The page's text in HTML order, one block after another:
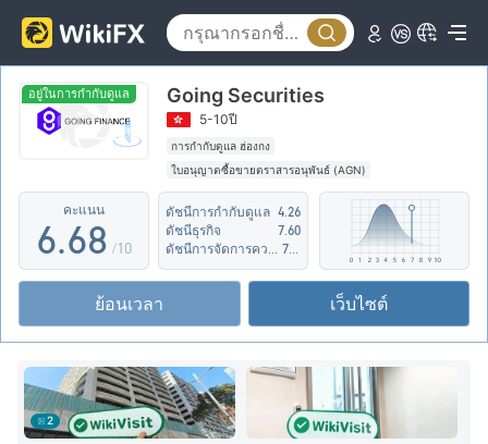
อยู่ในการกำกับดูแล Going Securities
5-10ปี
การกำกับดูแล ฮ่องกง
ใบอนุญาตซื้อขายตราสารอนุพันธ์ (AGN)
กลุ่มธุรกิจที่ต้องสงสัย
ระวังความเสี่ยงระดับกลางที่อาจจะซ่อนอยู่
คะแนน
1
2
3
5
6
7
8
9
.
1
2
3
5
6
7
8
9
3
4
5
7
8
9
/10
ดัชนีการกำกับดูแล 4.26
ดัชนีธุรกิจ
7.60
ย้อนเวลา เว็บไซต์
2